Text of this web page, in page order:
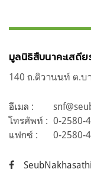
มูลนิธิสืบนาคะเสถีย
140 ถ.ติวานนท์ ต.บ
อีเมล :
โทรศัพท์ : 0-2580-
แฟกซ์ :
0-2580-